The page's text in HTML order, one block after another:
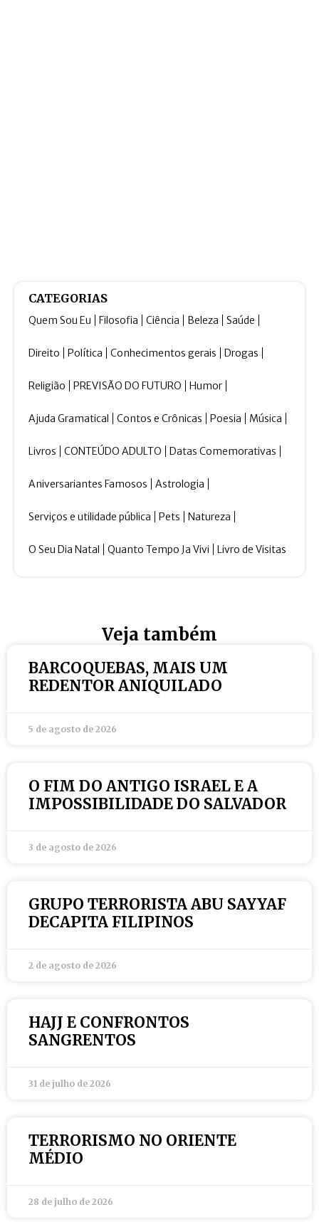
CATEGORIAS
Quem Sou Eu Filosofia Ciência Beleza Saúde
Direito Política Conhecimentos gerais Drogas
Religião PREVISÃO DO FUTURO Humor
Ajuda Gramatical Contos e Crônicas Poesia Música
Livros CONTEÚDO ADULTO Datas Comemorativas
Aniversariantes Famosos Astrologia
Serviços e utilidade pública Pets Natureza
O Seu Dia Natal Quanto Tempo Ja Vivi Livro de Visitas
Veja também
BARCOQUEBAS, MAIS UM
REDENTOR ANIQUILADO
5 de agosto de 2026
O FIM DO ANTIGO ISRAEL E A
IMPOSSIBILIDADE DO SALVADOR
3 de agosto de 2026
GRUPO TERRORISTA ABU SAYYAF
DECAPITA FILIPINOS
2 de agosto de 2026
HAJJ E CONFRONTOS
SANGRENTOS
31 de julho de 2026
TERRORISMO NO ORIENTE
MÉDIO
28 de julho de 2026